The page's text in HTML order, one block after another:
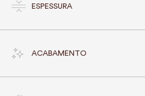
ESPESSURA
ACABAMENTO